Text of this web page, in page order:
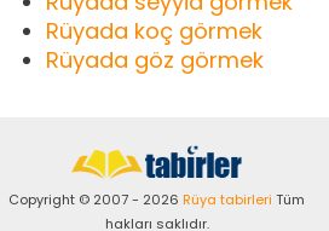
Rüyada koç görmek
Rüyada göz görmek
Copyright © 2007 - 2026 Rüya tabirleri Tüm
hakları saklıdır.